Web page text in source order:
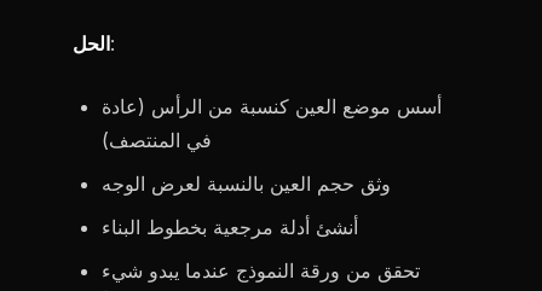
الحل:
أسس موضع العين كنسبة من الرأس (عادة
في المنتصف)
وثق حجم العين بالنسبة لعرض الوجه
أنشئ أدلة مرجعية بخطوط البناء
تحقق من ورقة النموذج عندما يبدو شيء